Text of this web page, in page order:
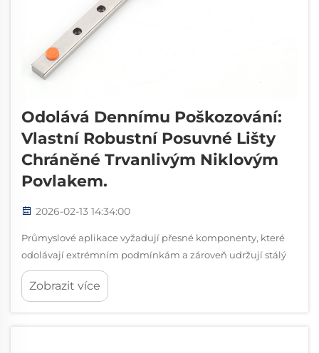
Odolává Dennímu Poškozování:
Vlastní Robustní Posuvné Lišty
Chráněné Trvanlivým Niklovým
Povlakem.
2026-02-13 14:34:00
Průmyslové aplikace vyžadují přesné komponenty, které
odolávají extrémním podmínkám a zároveň udržují stálý
výkon po dlouhou dobu. Těžké posuvné lišty představují
klíčový prvek v výrobním zařízení, systémech
Zobrazit více